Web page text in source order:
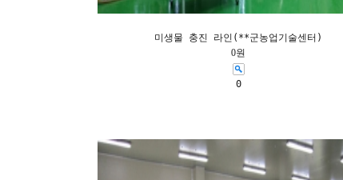
미생물 충진 라인(**군농업기술센터)
0원
0